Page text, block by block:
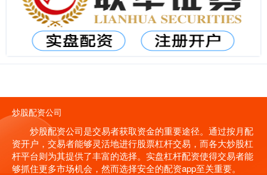
炒股配资公司
炒股配资公司是交易者获取资金的重要途径。通过按月配
资开户，交易者能够灵活地进行股票杠杆交易，而各大炒股杠
杆平台则为其提供了丰富的选择。实盘杠杆配资使得交易者能
够抓住更多市场机会，然而选择安全的配资app至关重要。